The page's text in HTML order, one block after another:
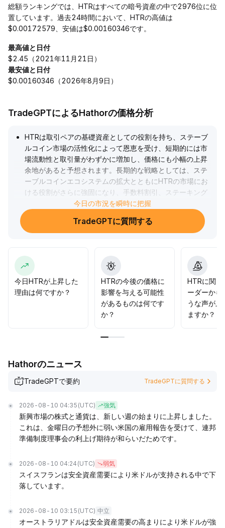
総額ランキングでは、HTRはすべての暗号資産の中で2976位に位
置しています。過去24時間において、HTRの高値は
$0.00172579、安値は$0.00160346です。
最高値と日付
$2.45（2021年11月21日）
最安値と日付
$0.00160346（2026年8月9日）
TradeGPTによるHathorの価格分析
HTRは取引ペアの基礎資産としての役割を持ち、ステーブ
ルコイン市場の活性化によって恩恵を受け、短期的には市
場流動性と取引量がわずかに増加し、価格にも小幅の上昇
余地があると予想されます。長期的な戦略としては、ステ
ーブルコインエコシステムの拡大とともにHTRの市場にお
ける役割がさらに強固になり、手数料割引、ステーキング
インセンティブ、流動性マイニングによってユーザーの定
着性やロックアップ量が向上し、内在価値の支えが強化さ
れます。したがって、現在の保有者には短期的には出来高
今日の市況を瞬時に把握
TradeGPTに質問する
今日HTRが上昇した
理由は何ですか？
HTRの今後の価格に
影響を与える可能性
があるものは何です
か？
HTRに関し
ーダーから
うな声が上
ますか？
Hathorのニュース
TradeGPTで要約 TradeGPTに質問する
2026-08-10 04:35 (UTC) 強気
新興市場の株式と通貨は、新しい週の始まりに上昇しました。
これは、金曜日の予想外に弱い米国の雇用報告を受けて、連邦
準備制度理事会の利上げ期待が和らいだためです。
2026-08-10 04:24 (UTC) 弱気
スイスフランは安全資産需要により米ドルが支持される中で下
落しています。
2026-08-10 03:15 (UTC) 中立
オーストラリアドルは安全資産需要の高まりにより米ドルが強